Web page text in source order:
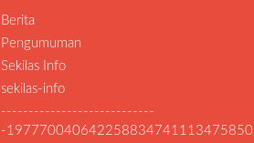
Berita
Pengumuman
Sekilas Info
sekilas-info
----------------------------
-197770040642258834741113475850